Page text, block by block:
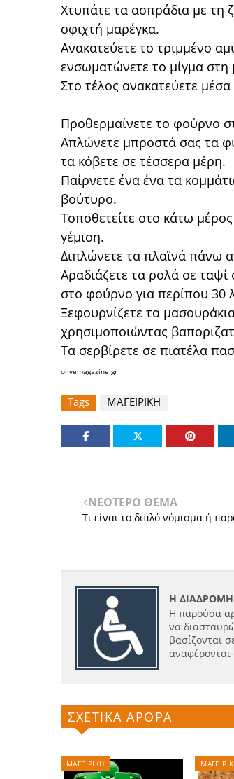
Χτυπάτε τα ασπράδια με τη
σφιχτή μαρέγκα.
Ανακατεύετε το τριμμένο
ενσωματώνετε το μίγμα στη
Στο τέλος ανακατεύετε
Προθερμαίνετε το φούρνο
Απλώνετε μπροστά σας τα
τα κόβετε σε τέσσερα μέρη.
Παίρνετε ένα ένα τα
βούτυρο.
Τοποθετείτε στο κάτω
γέμιση.
Διπλώνετε τα πλαϊνά πάνω
Αραδιάζετε τα ρολά σε ταψί
στο φούρνο για περίπου 30
Ξεφουρνίζετε τα
χρησιμοποιώντας
Τα σερβίρετε σε πιατέλα
olivemagazine.gr
Tags ΜΑΓΕΙΡΙΚΗ
ΝΕΟΤΕΡΟ ΘΕΜΑ
Τι είναι τo διπλό νόμισμα ή
Η ΔΙΑΔΡΟΜΗ
Η παρούσα
να
βασίζονται
αναφέρονται
ΣΧΕΤΙΚΑ ΑΡΘΡΑ
ΜΑΓΕΙΡΙΚΗ